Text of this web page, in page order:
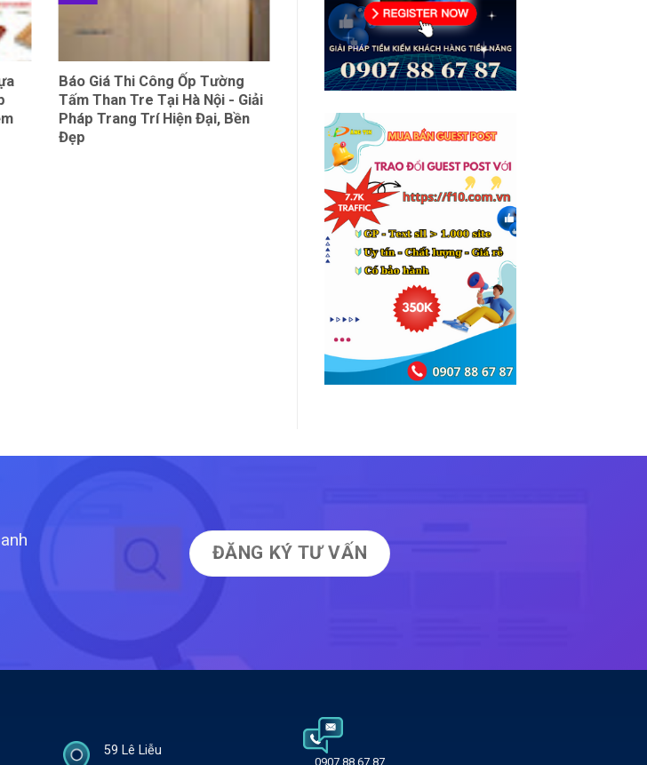
Báo Giá Thi Công Ốp Tường
Tấm Than Tre Tại Hà Nội - Giải
Pháp Trang Trí Hiện Đại, Bền
Đẹp
Giấy Decal Dán Tường Có Keo
ĐĂNG KÝ TƯ VẤN
59 Lê Liễu
0907 88 67 87